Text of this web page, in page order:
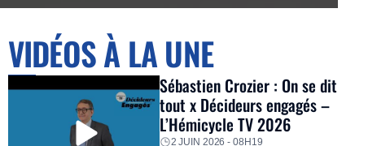
VIDÉOS À LA UNE
Sébastien Crozier : On se dit
tout x Décideurs engagés –
L’Hémicycle TV 2026
2 JUIN 2026 - 08H19